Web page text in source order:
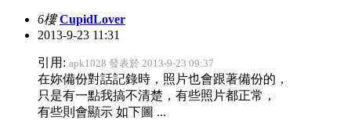
6樓 CupidLover
2013-9-23 11:31
引用: apk1028 發表於 2013-9-23 09:37
在妳備份對話記錄時，照片也會跟著備份的，
只是有一點我搞不清楚，有些照片都正常，
有些則會顯示 如下圖 ...